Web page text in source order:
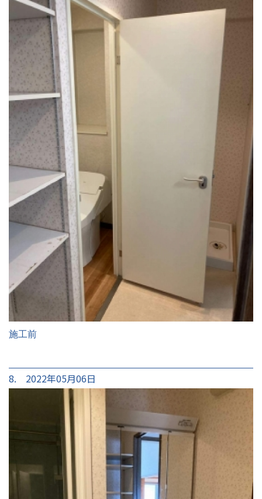
施工前
8. 2022年05月06日